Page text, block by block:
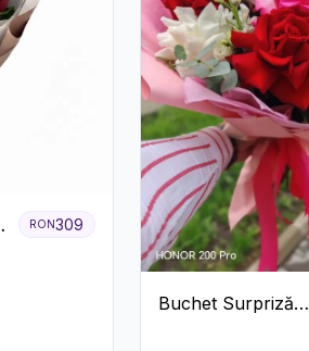
RON309
Buchet Surpriză